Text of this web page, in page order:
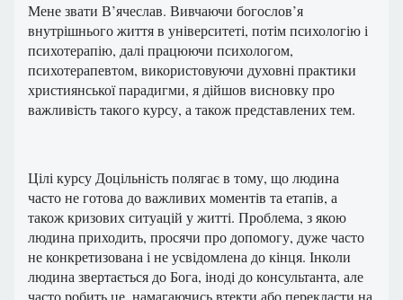
Мене звати В’ячеслав. Вивчаючи богослов’я
внутрішнього життя в університеті, потім психологію і
психотерапію, далі працюючи психологом,
психотерапевтом, використовуючи духовні практики
християнської парадигми, я дійшов висновку про
важливість такого курсу, а також представлених тем.
Цілі курсу Доцільність полягає в тому, що людина
часто не готова до важливих моментів та етапів, а
також кризових ситуацій у житті. Проблема, з якою
людина приходить, просячи про допомогу, дуже часто
не конкретизована і не усвідомлена до кінця. Інколи
людина звертається до Бога, іноді до консультанта, але
часто робить це, намагаючись втекти або перекласти на